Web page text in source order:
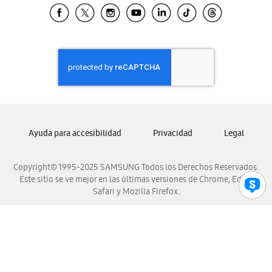
Samsung El Salvador
Samsung Honduras
Samsung Nicaragua
Samsung Panamá
Samsung Venezuela
Copyright© 1995-2025 SAMSUNG Todos los Derechos Reservados.
Este sitio se ve mejor en las últimas versiones de Chrome, Edge,
Safari y Mozilla Firefox.
Ayuda para accesibilidad Privacidad Legal